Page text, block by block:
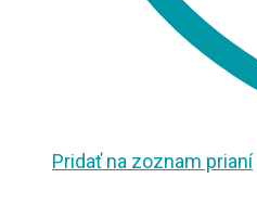
Pridať na zoznam prianí